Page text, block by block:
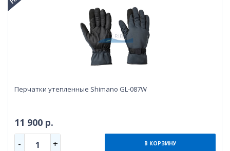
Перчатки утепленные Shimano GL-087W
11 900 р.
- 1 + В КОРЗИНУ